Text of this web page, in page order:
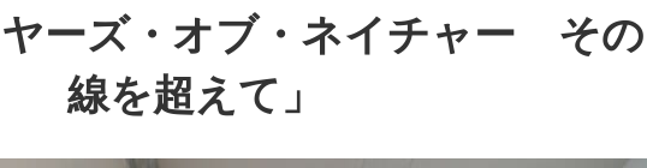
ーズ・オブ・ネイチャー その
線を超えて」